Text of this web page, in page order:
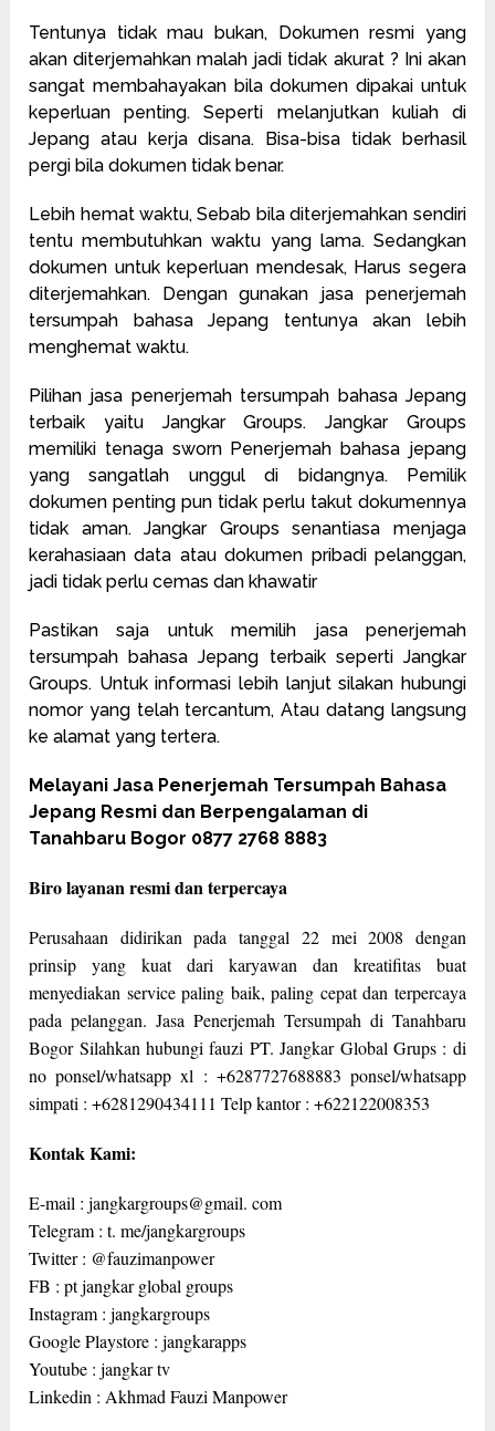
Tentunya tidak mau bukan, Dokumen resmi yang
akan diterjemahkan malah jadi tidak akurat ? Ini akan
sangat membahayakan bila dokumen dipakai untuk
keperluan penting. Seperti melanjutkan kuliah di
Jepang atau kerja disana. Bisa-bisa tidak berhasil
pergi bila dokumen tidak benar.
Lebih hemat waktu, Sebab bila diterjemahkan sendiri
tentu membutuhkan waktu yang lama. Sedangkan
dokumen untuk keperluan mendesak, Harus segera
diterjemahkan. Dengan gunakan jasa penerjemah
tersumpah bahasa Jepang tentunya akan lebih
menghemat waktu.
Pilihan jasa penerjemah tersumpah bahasa Jepang
terbaik yaitu Jangkar Groups. Jangkar Groups
memiliki tenaga sworn Penerjemah bahasa jepang
yang sangatlah unggul di bidangnya. Pemilik
dokumen penting pun tidak perlu takut dokumennya
tidak aman. Jangkar Groups senantiasa menjaga
kerahasiaan data atau dokumen pribadi pelanggan,
jadi tidak perlu cemas dan khawatir
Pastikan saja untuk memilih jasa penerjemah
tersumpah bahasa Jepang terbaik seperti Jangkar
Groups. Untuk informasi lebih lanjut silakan hubungi
nomor yang telah tercantum, Atau datang langsung
ke alamat yang tertera.
Melayani Jasa Penerjemah Tersumpah Bahasa
Jepang Resmi dan Berpengalaman di
Tanahbaru Bogor 0877 2768 8883
Biro layanan resmi dan terpercaya
Perusahaan didirikan pada tanggal 22 mei 2008 dengan
prinsip yang kuat dari karyawan dan kreatifitas buat
menyediakan service paling baik, paling cepat dan terpercaya
pada pelanggan. Jasa Penerjemah Tersumpah di Tanahbaru
Bogor Silahkan hubungi fauzi PT. Jangkar Global Grups : di
no ponsel/whatsapp xl : +6287727688883 ponsel/whatsapp
simpati : +6281290434111 Telp kantor : +622122008353
Kontak Kami:
E-mail : jangkargroups@gmail. com
Telegram : t. me/jangkargroups
Twitter : @fauzimanpower
FB : pt jangkar global groups
Instagram : jangkargroups
Google Playstore : jangkarapps
Youtube : jangkar tv
Linkedin : Akhmad Fauzi Manpower